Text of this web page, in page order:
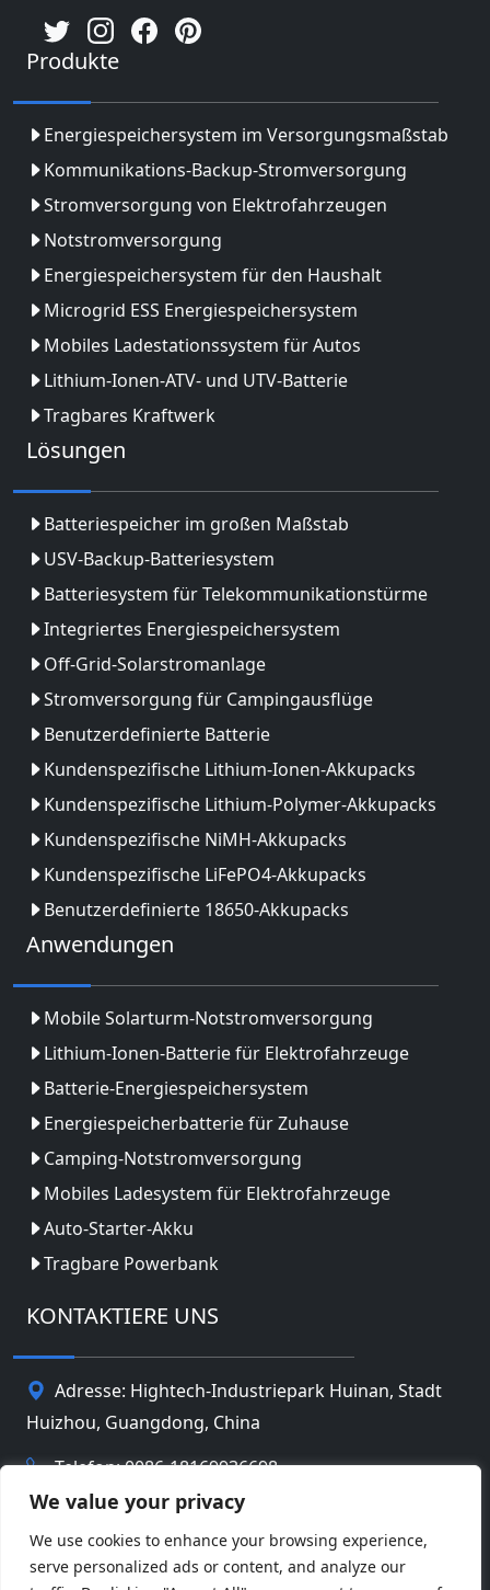
We value your privacy
We use cookies to enhance your browsing experience,
serve personalized ads or content, and analyze our
Produkte
Energiespeichersystem im Versorgungsmaßstab
Kommunikations-Backup-Stromversorgung
Stromversorgung von Elektrofahrzeugen
Notstromversorgung
Energiespeichersystem für den Haushalt
Microgrid ESS Energiespeichersystem
Mobiles Ladestationssystem für Autos
Lithium-Ionen-ATV- und UTV-Batterie
Tragbares Kraftwerk
Lösungen
Batteriespeicher im großen Maßstab
USV-Backup-Batteriesystem
Batteriesystem für Telekommunikationstürme
Integriertes Energiespeichersystem
Off-Grid-Solarstromanlage
Stromversorgung für Campingausflüge
Benutzerdefinierte Batterie
Kundenspezifische Lithium-Ionen-Akkupacks
Kundenspezifische Lithium-Polymer-Akkupacks
Kundenspezifische NiMH-Akkupacks
Kundenspezifische LiFePO4-Akkupacks
Benutzerdefinierte 18650-Akkupacks
Anwendungen
Mobile Solarturm-Notstromversorgung
Lithium-Ionen-Batterie für Elektrofahrzeuge
Batterie-Energiespeichersystem
Energiespeicherbatterie für Zuhause
Camping-Notstromversorgung
Mobiles Ladesystem für Elektrofahrzeuge
Auto-Starter-Akku
Tragbare Powerbank
KONTAKTIERE UNS
Adresse: Hightech-Industriepark Huinan, Stadt
Huizhou, Guangdong, China
Telefon: 0086-18169936698
info@jbbatterychina.com